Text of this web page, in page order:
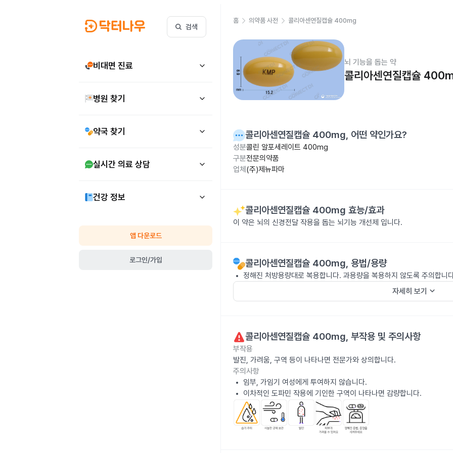
검색
비대면 진료
병원 찾기
약국 찾기
실시간 의료 상담
건강 정보
앱 다운로드
로그인/가입
홈 의약품 사전 콜리아센연질캡슐 400mg
뇌 기능을 돕는 약
콜리아센연질캡슐
콜리아센연질캡슐 400mg, 어떤 약인가요?
성분콜린 알포세레이트 400mg
구분전문의약품
업체 (주)제뉴파마
콜리아센연질캡슐 400mg 효능/효과
이 약은 뇌의 신경전달 작용을 돕는 뇌기능 개선제 입니다.
콜리아센연질캡슐 400mg, 용법/용량
정해진 처방용량대로 복용합니다. 과용량을 복용하지 않도록 주의합니
자세히 보기 keyboard_arrow_down
콜리아센연질캡슐 400mg, 부작용 및 주의사항
부작용
발진, 가려움, 구역 등이 나타나면 전문가와 상의합니다.
주의사항
임부, 가임기 여성에게 투여하지 않습니다.
이차적인 도파민 작용에 기인한 구역이 나타나면 감량합니다.